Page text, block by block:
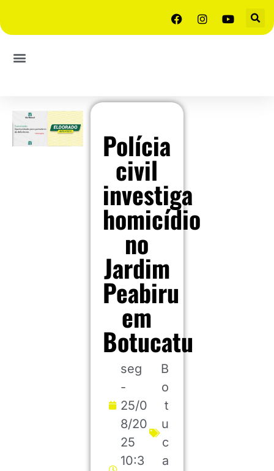
Polícia
civil
investiga
homicídio
no
Jardim
Peabiru
em
Botucatu
seg
-
25/0
8/20
25
10:3
B
o
t
u
c
a